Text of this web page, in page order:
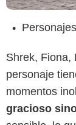
Shrek, Fiona,
personaje
momentos
gracioso